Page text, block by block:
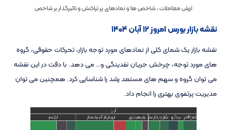
ارزش معاملات ، شاخص ها و نمادهای پر تراکنش و تاثیرگذار بر شاخص
نقشه بازار بورس امروز ۱۲ آبان ۱۴۰۴
نقشه بازار یک شمای کلی از نمادهای مورد توجه بازار، تحرکات حقوقی، گروه
های مورد توجه، چرخش جریان نقدینگی و… می دهد. با دقت در این نقشه
می توان گروه و سهم های مستعد رشد را شناسایی کرد. همچنین می توان
مدیریت پرتفوی بهتری را انجام داد.